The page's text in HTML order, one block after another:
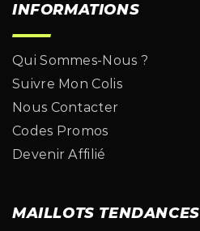
INFORMATIONS
Qui Sommes-Nous ?
Suivre Mon Colis
Nous Contacter
Codes Promos
Devenir Affilié
MAILLOTS TENDANCES